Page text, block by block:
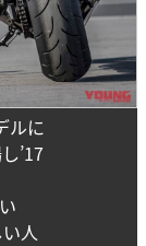
ルに
’17
人